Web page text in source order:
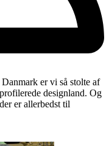
er vi så stolte af
designland. Og
er allerbedst til